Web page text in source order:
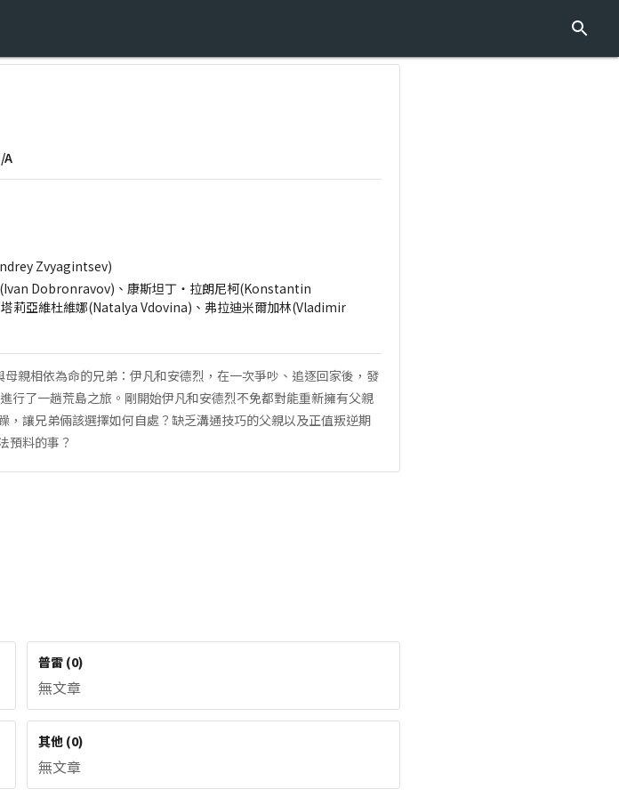
A
Zvyagintsev)
Dobronravov)、康斯坦丁‧拉朗尼柯(Konstantin
莉亞維杜維娜(Natalya Vdovina)、弗拉迪米爾加林(Vladimir
親相依為命的兄弟：伊凡和安德烈，在一次爭吵、追逐回家後，發
了一趟荒島之旅。剛開始伊凡和安德烈不免都對能重新擁有父親
讓兄弟倆該選擇如何自處？缺乏溝通技巧的父親以及正值叛逆期
預料的事？
普雷 (0)
無文章
其他 (0)
無文章